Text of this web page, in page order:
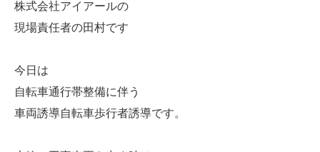
株式会社アイアールの
現場責任者の田村です
今日は
自転車通行帯整備に伴う
車両誘導自転車歩行者誘導です。